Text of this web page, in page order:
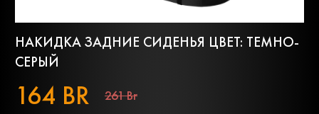
НАКИДКА ЗАДНИЕ СИДЕНЬЯ ЦВЕТ: ТЕМНО-
СЕРЫЙ
164 BR 261 Br